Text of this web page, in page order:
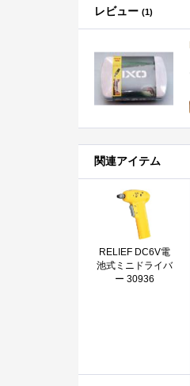
レビュー (1)
関連アイテム
RELIEF DC6V電
池式ミニドライバ
ー 30936